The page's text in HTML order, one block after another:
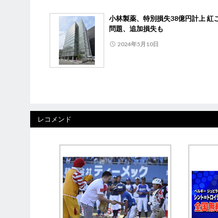
小林製薬、特別損失38億円計上 紅
問題、追加損失も
2024年5月10日
レコメンド